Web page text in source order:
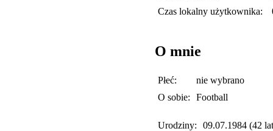
Czas lokalny użytkownika:
O mnie
Płeć:
nie wybrano
O sobie:
Football
Urodziny: 09.07.1984 (42